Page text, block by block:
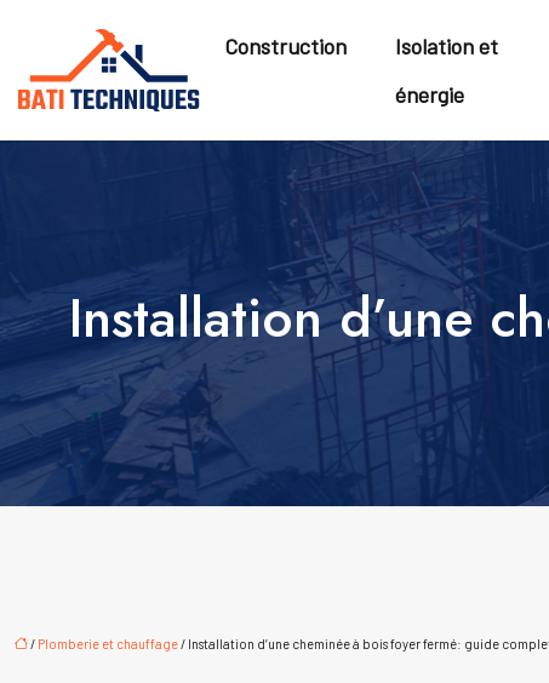
Construction
Isolation et
énergie
Installation d’une
/ Plomberie et chauffage/ Installation d’une cheminée à bois foyer fermé: guide